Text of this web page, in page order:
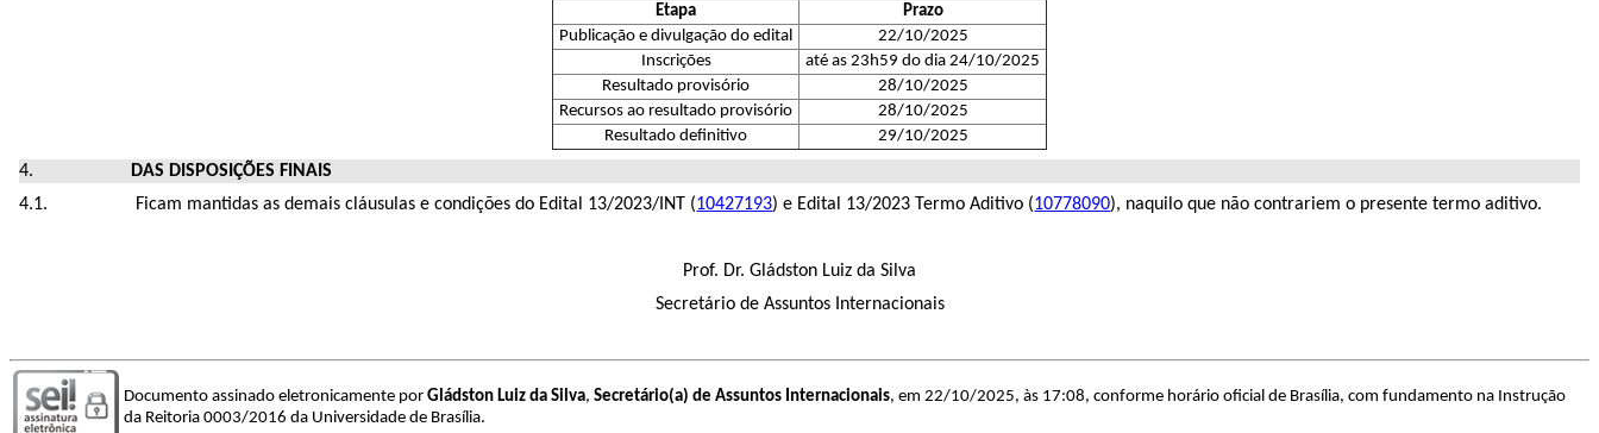
Etapa
Prazo
Publicação e divulgação do edital
22/10/2025
Inscrições
até as 23h59 do dia 24/10/2025
Resultado provisório
28/10/2025
Recursos ao resultado provisório
28/10/2025
Resultado definitivo
29/10/2025
DAS DISPOSIÇÕES FINAIS
Ficam mantidas as demais cláusulas e condições do Edital 13/2023/INT (10427193) e Edital 13/2023 Termo Aditivo (10778090), naquilo que não contrariem o presente termo aditivo.
Prof. Dr. Gládston Luiz da Silva
Secretário de Assuntos Internacionais
Documento assinado eletronicamente por Gládston Luiz da Silva, Secretário(a) de Assuntos Internacionais, em 22/10/2025, às 17:08, conforme horário oficial de Brasília, com fundamento na Instrução
da Reitoria 0003/2016 da Universidade de Brasília.